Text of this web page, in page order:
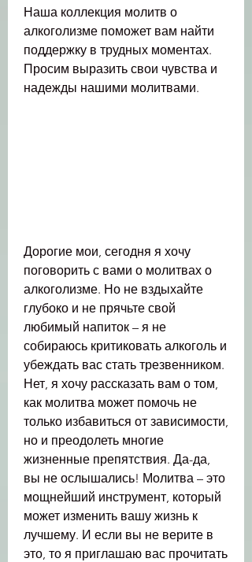
Наша коллекция молитв о
алкоголизме поможет вам найти
поддержку в трудных моментах.
Просим выразить свои чувства и
надежды нашими молитвами.
Дорогие мои, сегодня я хочу
поговорить с вами о молитвах о
алкоголизме. Но не вздыхайте
глубоко и не прячьте свой
любимый напиток – я не
собираюсь критиковать алкоголь и
убеждать вас стать трезвенником.
Нет, я хочу рассказать вам о том,
как молитва может помочь не
только избавиться от зависимости,
но и преодолеть многие
жизненные препятствия. Да-да,
вы не ослышались! Молитва – это
мощнейший инструмент, который
может изменить вашу жизнь к
лучшему. И если вы не верите в
это, то я приглашаю вас прочитать